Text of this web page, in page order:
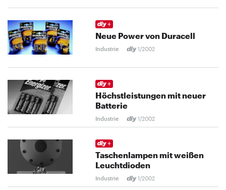
Neue Power von Duracell
Industrie 1/2002
Höchstleistungen mit neuer
Batterie
Industrie 1/2002
Taschenlampen mit weißen
Leuchtdioden
Industrie 1/2002